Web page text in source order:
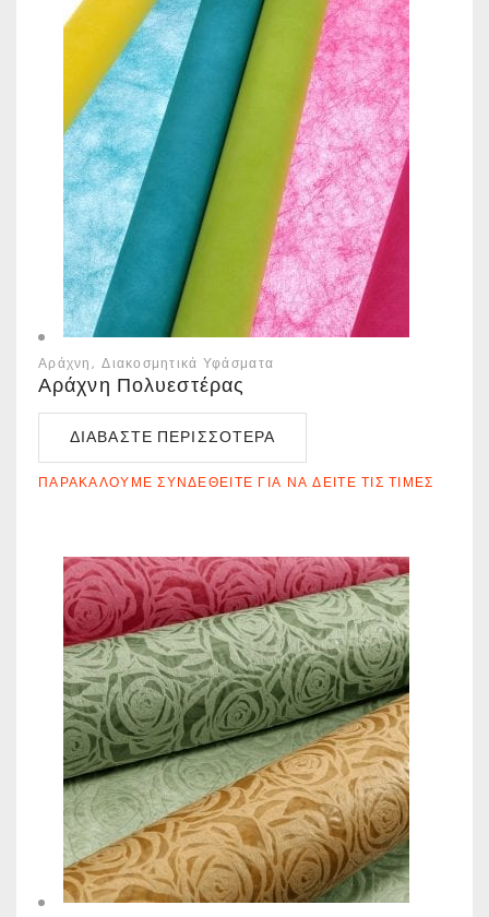
Αράχνη Διακοσμητικά Υφάσματα
Αράχνη Πολυεστέρας
ΔΙΑΒΆΣΤΕ ΠΕΡΙΣΣΌΤΕΡΑ
ΠΑΡΑΚΑΛΟΎΜΕ ΣΥΝΔΕΘΕΊΤΕ ΓΙΑ ΝΑ ΔΕΊΤΕ ΤΙΣ ΤΙΜΈΣ